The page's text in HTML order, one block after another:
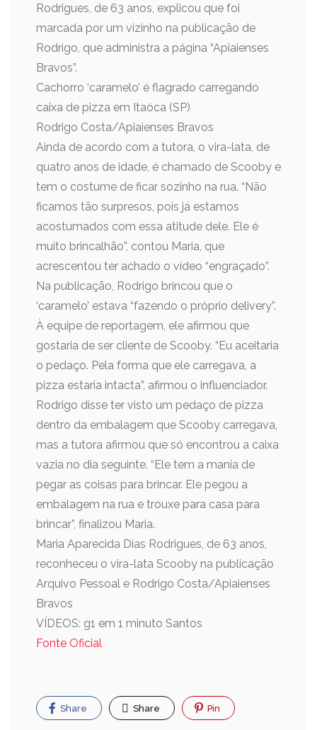
Rodrigues, de 63 anos, explicou que foi
marcada por um vizinho na publicação de
Rodrigo, que administra a página “Apiaienses
Bravos”.
Cachorro ‘caramelo’ é flagrado carregando
caixa de pizza em Itaóca (SP)
Rodrigo Costa/Apiaienses Bravos
Ainda de acordo com a tutora, o vira-lata, de
quatro anos de idade, é chamado de Scooby e
tem o costume de ficar sozinho na rua. “Não
ficamos tão surpresos, pois já estamos
acostumados com essa atitude dele. Ele é
muito brincalhão”, contou Maria, que
acrescentou ter achado o vídeo “engraçado”.
Na publicação, Rodrigo brincou que o
‘caramelo’ estava “fazendo o próprio delivery”.
À equipe de reportagem, ele afirmou que
gostaria de ser cliente de Scooby. “Eu aceitaria
o pedaço. Pela forma que ele carregava, a
pizza estaria intacta”, afirmou o influenciador.
Rodrigo disse ter visto um pedaço de pizza
dentro da embalagem que Scooby carregava,
mas a tutora afirmou que só encontrou a caixa
vazia no dia seguinte. “Ele tem a mania de
pegar as coisas para brincar. Ele pegou a
embalagem na rua e trouxe para casa para
brincar”, finalizou Maria.
Maria Aparecida Dias Rodrigues, de 63 anos,
reconheceu o vira-lata Scooby na publicação
Arquivo Pessoal e Rodrigo Costa/Apiaienses
Bravos
VÍDEOS: g1 em 1 minuto Santos
Fonte Oficial
Share Share Pin